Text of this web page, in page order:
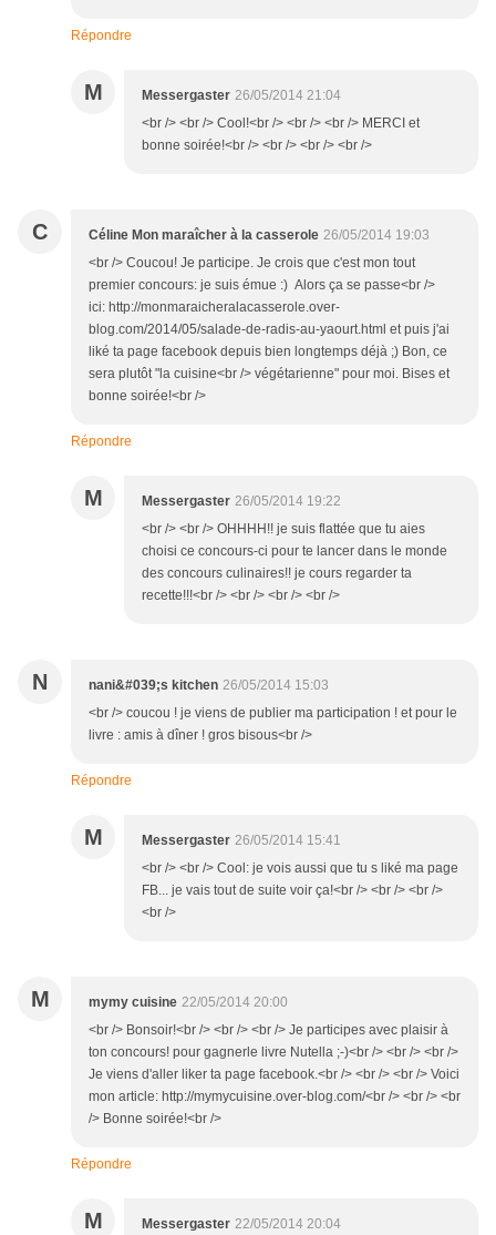
Répondre
M Messergaster 26/05/2014 21:04
<br /> <br /> Cool!<br /> <br /> <br /> MERCI et
bonne soirée!<br /> <br /> <br /> <br />
C Céline Mon maraîcher à la casserole 26/05/2014 19:03
<br /> Coucou! Je participe. Je crois que c'est mon tout
premier concours: je suis émue :) Alors ça se passe<br />
ici: http://monmaraicheralacasserole.over-
blog.com/2014/05/salade-de-radis-au-yaourt.html et puis j'ai
liké ta page facebook depuis bien longtemps déjà ;) Bon, ce
sera plutôt "la cuisine<br /> végétarienne" pour moi. Bises et
bonne soirée!<br />
Répondre
M Messergaster 26/05/2014 19:22
<br /> <br /> OHHHH!! je suis flattée que tu aies
choisi ce concours-ci pour te lancer dans le monde
des concours culinaires!! je cours regarder ta
recette!!!<br /> <br /> <br /> <br />
N nani&#039;s kitchen 26/05/2014 15:03
<br /> coucou ! je viens de publier ma participation ! et pour le
livre : amis à dîner ! gros bisous<br />
Répondre
M Messergaster 26/05/2014 15:41
<br /> <br /> Cool: je vois aussi que tu s liké ma page
FB... je vais tout de suite voir ça!<br /> <br /> <br />
<br />
M mymy cuisine 22/05/2014 20:00
<br /> Bonsoir!<br /> <br /> <br /> Je participes avec plaisir à
ton concours! pour gagnerle livre Nutella ;-)<br /> <br /> <br />
Je viens d'aller liker ta page facebook.<br /> <br /> <br /> Voici
mon article: http://mymycuisine.over-blog.com/<br /> <br /> <br
/> Bonne soirée!<br />
Répondre
M Messergaster 22/05/2014 20:04